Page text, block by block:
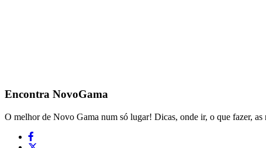
Encontra NovoGama
O melhor de Novo Gama num só lugar! Dicas, onde ir, o que fazer,